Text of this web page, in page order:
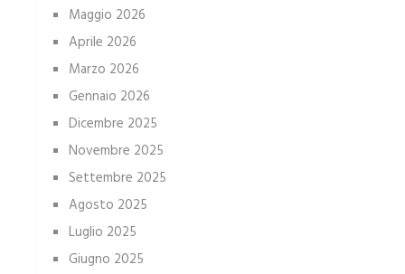
Maggio 2026
Aprile 2026
Marzo 2026
Gennaio 2026
Dicembre 2025
Novembre 2025
Settembre 2025
Agosto 2025
Luglio 2025
Giugno 2025